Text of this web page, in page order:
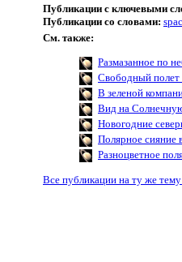
Публикации с ключевыми
Публикации со словами:
См. также:
Размазанное по
Свободный полет
В зеленой
Вид на
Новогодние
Полярное сияние
Разноцветное
Все публикации на ту же